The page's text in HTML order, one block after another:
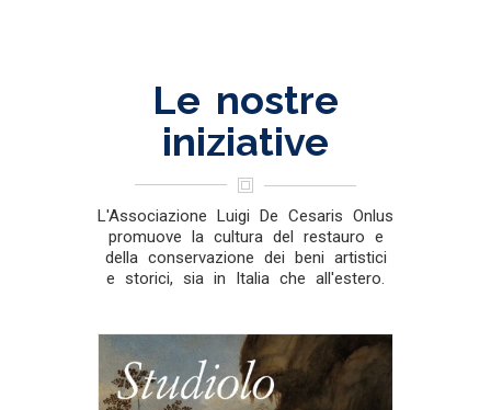
Le nostre
iniziative
L'Associazione Luigi De Cesaris Onlus
promuove la cultura del restauro e
della conservazione dei beni artistici
e storici, sia in Italia che all'estero.